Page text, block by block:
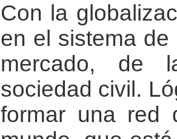
Con la
en el sistema
mercado, de
sociedad civil.
formar una red